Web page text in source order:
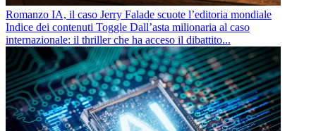
Romanzo IA, il caso Jerry Falade scuote l’editoria mondiale
Indice dei contenuti Toggle Dall’asta milionaria al caso
internazionale: il thriller che ha acceso il dibattito...